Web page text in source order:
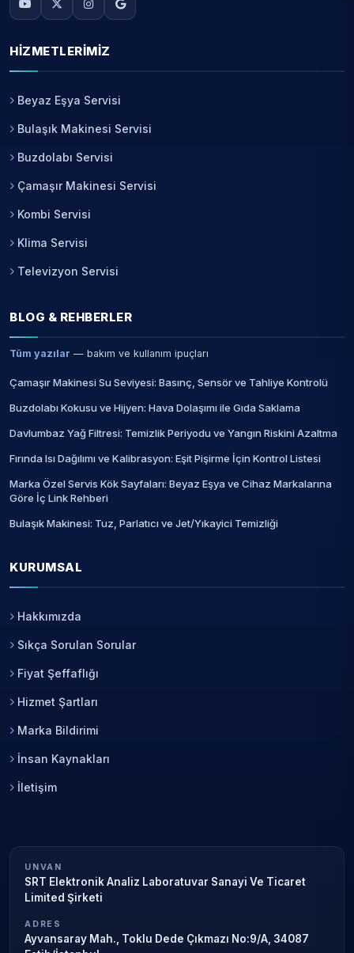
HIZMETLERIMIZ
Beyaz Eşya Servisi
Bulaşık Makinesi Servisi
Buzdolabı Servisi
Çamaşır Makinesi Servisi
Kombi Servisi
Klima Servisi
Televizyon Servisi
BLOG & REHBERLER
Tüm yazılar — bakım ve kullanım ipuçları
Çamaşır Makinesi Su Seviyesi: Basınç, Sensör ve Tahliye Kontrolü
Buzdolabı Kokusu ve Hijyen: Hava Dolaşımı ile Gıda Saklama
Davlumbaz Yağ Filtresi: Temizlik Periyodu ve Yangın Riskini Azaltma
Fırında Isı Dağılımı ve Kalibrasyon: Eşit Pişirme İçin Kontrol Listesi
Marka Özel Servis Kök Sayfaları: Beyaz Eşya ve Cihaz Markalarına
Göre İç Link Rehberi
Bulaşık Makinesi: Tuz, Parlatıcı ve Jet/Yıkayici Temizliği
KURUMSAL
Hakkımızda
Sıkça Sorulan Sorular
Fiyat Şeffaflığı
Hizmet Şartları
Marka Bildirimi
İnsan Kaynakları
İletişim
UNVAN
SRT Elektronik Analiz Laboratuvar Sanayi Ve Ticaret
Limited Şirketi
ADRES
Ayvansaray Mah., Toklu Dede Çıkmazı No:9/A, 34087